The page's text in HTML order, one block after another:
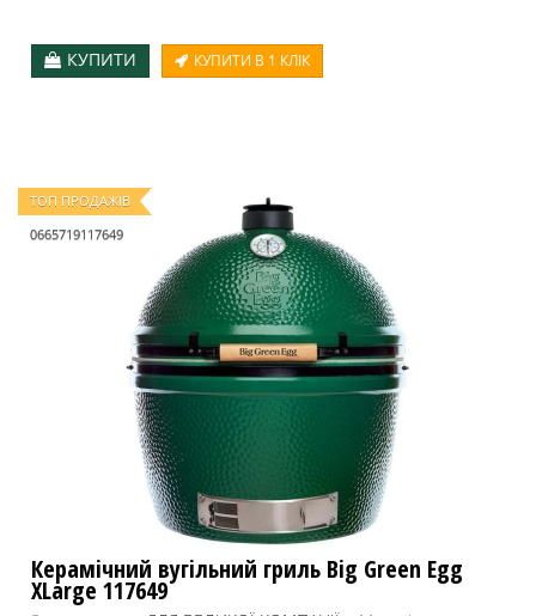
КУПИТИ КУПИТИ В 1 КЛІК
ТОП ПРОДАЖІВ
0665719117649
Керамічний вугільний гриль Big Green Egg
XLarge 117649